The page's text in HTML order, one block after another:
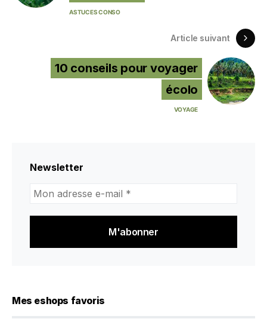
ASTUCES CONSO
Article suivant
10 conseils pour voyager
écolo
VOYAGE
Newsletter
adresse
mail
Mes eshops favoris